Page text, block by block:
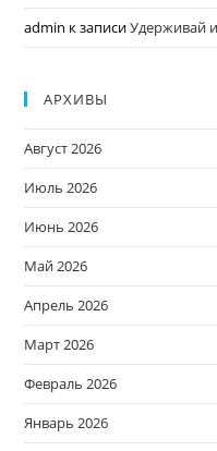
admin к записиУдерживай
АРХИВЫ
Август 2026
Июль 2026
Июнь 2026
Май 2026
Апрель 2026
Март 2026
Февраль 2026
Январь 2026